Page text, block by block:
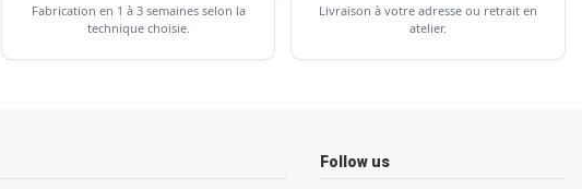
Fabrication en 1 à 3 semaines selon la
technique choisie.
Livraison à votre adresse ou retrait en
atelier.
Follow us